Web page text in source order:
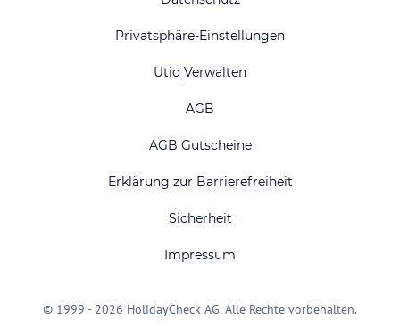
Privatsphäre-Einstellungen
Utiq Verwalten
AGB
AGB Gutscheine
Erklärung zur Barrierefreiheit
Sicherheit
Impressum
© 1999 - 2026 HolidayCheck AG. Alle Rechte vorbehalten.